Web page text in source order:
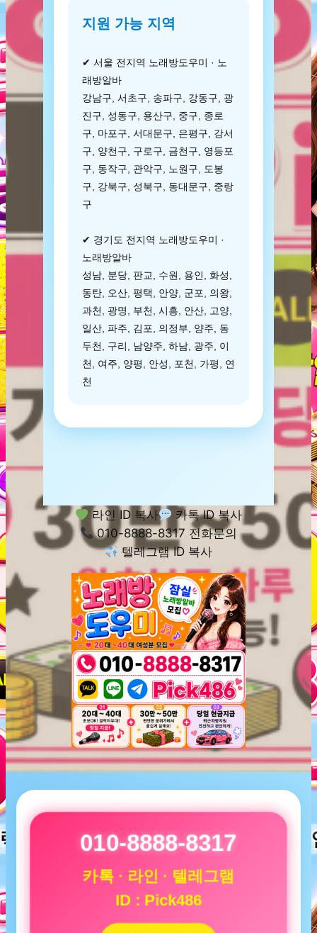
지원 가능 지역
✔ 서울 전지역 노래방도우미 · 노
래방알바
강남구, 서초구, 송파구, 강동구, 광
진구, 성동구, 용산구, 중구, 종로
구, 마포구, 서대문구, 은평구, 강서
구, 양천구, 구로구, 금천구, 영등포
구, 동작구, 관악구, 노원구, 도봉
구, 강북구, 성북구, 동대문구, 중랑
구
✔ 경기도 전지역 노래방도우미 ·
노래방알바
성남, 분당, 판교, 수원, 용인, 화성,
동탄, 오산, 평택, 안양, 군포, 의왕,
과천, 광명, 부천, 시흥, 안산, 고양,
일산, 파주, 김포, 의정부, 양주, 동
두천, 구리, 남양주, 하남, 광주, 이
천, 여주, 양평, 안성, 포천, 가평, 연
천
라인 ID 복사
카톡 ID 복사
010-8888-8317 전화문의
텔레그램 ID 복사
010-8888-8317
카톡 · 라인 · 텔레그램
ID : Pick486